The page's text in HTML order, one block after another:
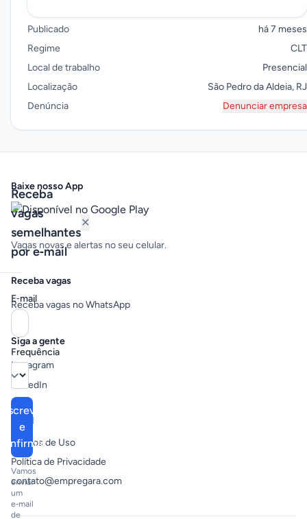
Publicado
há 7 meses
Regime
CLT
Local de trabalho
Presencial
Localização
São Pedro da Aldeia, RJ
Denúncia
Denunciar empresa
Receba
vagas
semelhantes
por e‑mail
✕
E‑mail
Frequência
e
Vamos
enviar
um
e‑mail
de
Baixe nosso App
Vagas novas e alertas no seu celular.
Receba vagas
Receba vagas no WhatsApp
Siga a gente
Instagram
LinkedIn
Legal
Termos de Uso
Política de Privacidade
contato@empregara.com